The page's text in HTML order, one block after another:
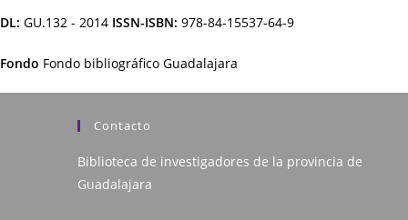
DL: GU.132 - 2014 ISSN-ISBN: 978-84-15537-64-9
Fondo Fondo bibliográfico Guadalajara
Contacto
Biblioteca de investigadores de la provincia de
Guadalajara